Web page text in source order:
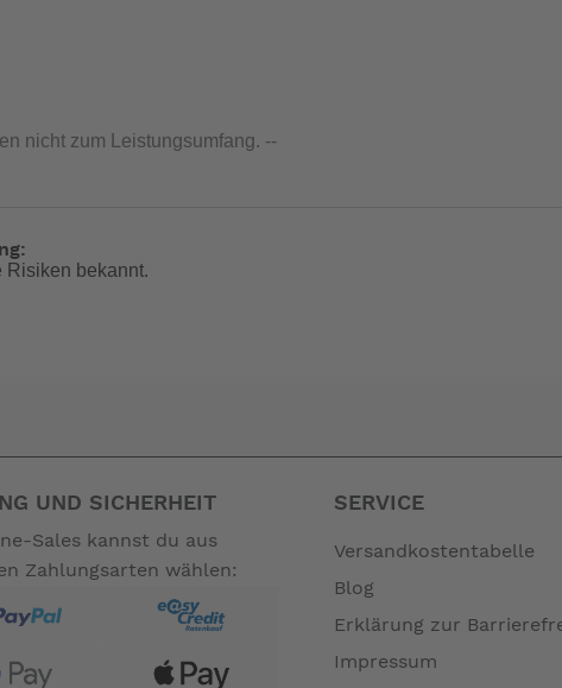
nicht zum Leistungsumfang. --
Risiken bekannt.
UND SICHERHEIT
Sales kannst du aus
Zahlungsarten wählen:
SERVICE
Versandkostentabelle
Blog
Erklärung zur
Impressum